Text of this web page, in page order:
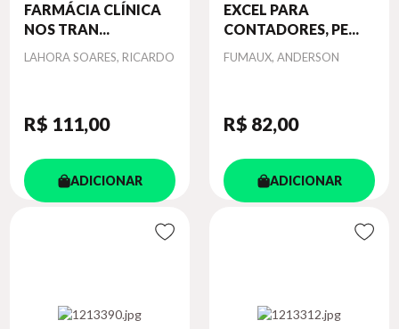
FARMÁCIA CLÍNICA
NOS TRAN...
Autor
LAHORA SOARES, RICARDO
R$ 111,00
ADICIONAR
EXCEL PARA
CONTADORES, PE...
Autor
FUMAUX, ANDERSON
R$ 82,00
ADICIONAR